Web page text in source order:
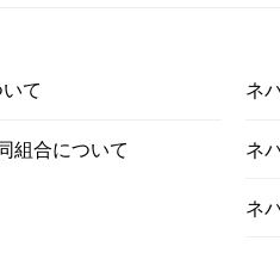
て
組合について
ネ
ネ
ネ